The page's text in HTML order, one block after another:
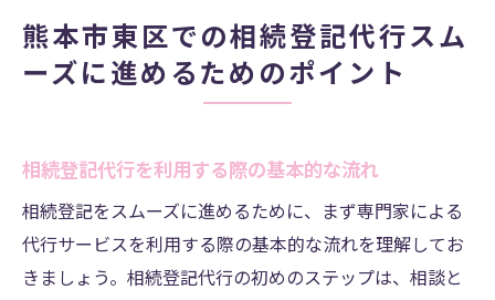
相続登記の法律改正に伴う変更点
相続登記を専門家に任せるメリットとは？熊本
専門家による迅速な対応の事例
法務知識に基づいた確実な手続き
依頼者の負担を軽減するサポート
プロフェッショナルの法律相談サービス
熊本市東区での相続登記代行スム
ーズに進めるためのポイント
相続登記代行を利用する際の基本的な流れ
相続登記をスムーズに進めるために、まず専門家による
代行サービスを利用する際の基本的な流れを理解してお
きましょう。相続登記代行の初めのステップは、相談と